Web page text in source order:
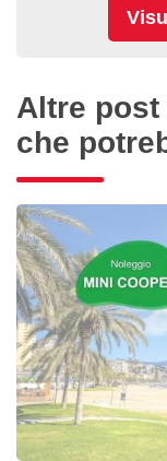
Altre post
che